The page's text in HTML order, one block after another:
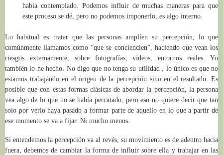
había contemplado. Podemos influir de muchas maneras para que
este proceso se dé, pero no podemos imponerlo, es algo interno.
Lo habitual es tratar que las personas amplíen su percepción, lo que
comúnmente llamamos como “que se conciencien”, haciendo que vean los
riesgos externamente, sobre fotografías, videos, entornos reales. Yo
también lo he hecho. No digo que no tenga su utilidad , lo único es que no
estamos trabajando en el origen de la percepción sino en el resultado. Es
posible que con estas formas clásicas de abordar la percepción, la persona
vea algo de lo que no se había percatado, pero eso no quiere decir que tan
solo por verlo haya pasado a formar parte de aquello en lo que a partir de
ese momento se va a fijar. Ni mucho menos.
Si entendemos la percepción va al revés, su movimiento es de adentro hacia
fuera, debemos de cambiar la forma de influir sobre ella y trabajar en las